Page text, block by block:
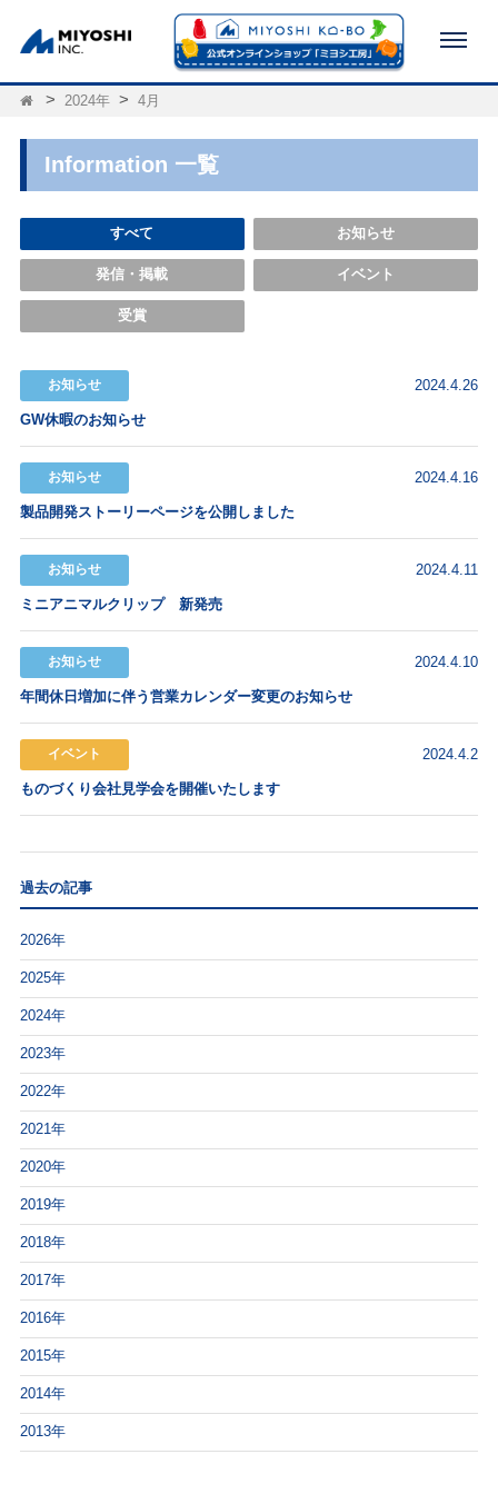
2024年 4月
Information 一覧
すべて お知らせ
発信・掲載 イベント
受賞
お知らせ 2024.4.26
GW休暇のお知らせ
お知らせ 2024.4.16
製品開発ストーリーページを公開しました
お知らせ 2024.4.11
ミニアニマルクリップ 新発売
お知らせ 2024.4.10
年間休日増加に伴う営業カレンダー変更のお知らせ
イベント 2024.4.2
ものづくり会社見学会を開催いたします
過去の記事
2026年
2025年
2024年
2023年
2022年
2021年
2020年
2019年
2018年
2017年
2016年
2015年
2014年
2013年